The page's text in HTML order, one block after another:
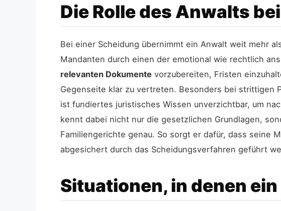
Die Rolle des Anwalts
Bei einer Scheidung übernimmt ein Anwalt weit mehr
Mandanten durch einen der emotional wie rechtlich
relevanten Dokumente vorzubereiten, Fristen
Gegenseite klar zu vertreten. Besonders bei strittigen
ist fundiertes juristisches Wissen unverzichtbar, um
kennt dabei nicht nur die gesetzlichen Grundlagen,
Familiengerichte genau. So sorgt er dafür, dass seine
abgesichert durch das Scheidungsverfahren geführt
Situationen, in denen